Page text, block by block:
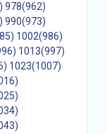
978(962)
990(973)
1002(986)
1013(997)
1023(1007)